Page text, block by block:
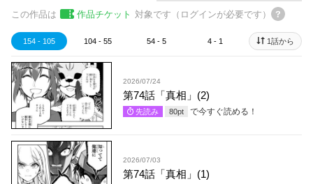
この作品は 作品チケット 対象です（ログインが必要です）
154 - 105 104 - 55 54 - 5 4 - 1 1話から
2026/07/24
第74話「真相」(2)
先読み 80pt で今すぐ読める！
2026/07/03
第74話「真相」(1)